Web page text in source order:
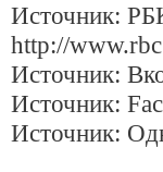
Источник:
http://
Источник:
Источник:
Источник: